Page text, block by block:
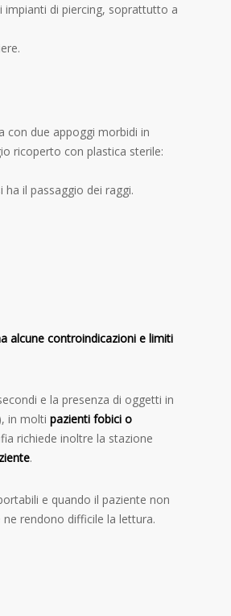
impianti di piercing, soprattutto a
con due appoggi morbidi in
ricoperto con plastica sterile:
il passaggio dei raggi.
alcune controindicazioni e limiti
e la presenza di oggetti in
in molti pazienti fobici o
richiede inoltre la stazione
.
e quando il paziente non
rendono difficile la lettura.